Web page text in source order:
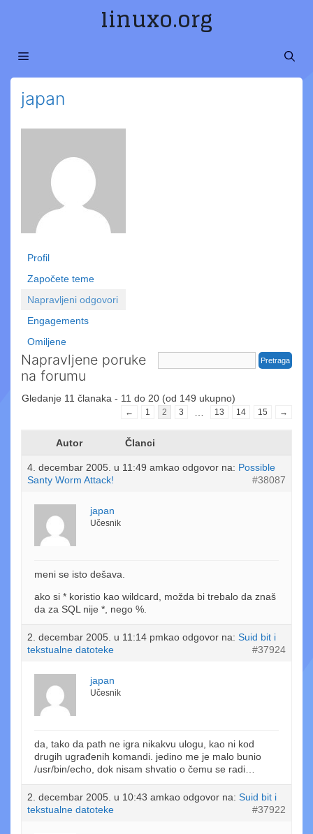
linuxo.org
MENI
japan
Profil
Započete teme
Napravljeni odgovori
Engagements
Omiljene
Napravljene poruke
na forumu
Gledanje 11 članaka - 11 do 20 (od 149 ukupno)
← 1 2 3 13 14 15 →
Autor Članci
4. decembar 2005. u 11:49 amkao odgovor na: Possible
Santy Worm Attack!
#38087
japan
Učesnik
meni se isto dešava.
ako si * koristio kao wildcard, možda bi trebalo da znaš
da za SQL nije *, nego %.
2. decembar 2005. u 11:14 pmkao odgovor na: Suid bit i
tekstualne datoteke
#37924
japan
Učesnik
da, tako da path ne igra nikakvu ulogu, kao ni kod
drugih ugrađenih komandi. jedino me je malo bunio
/usr/bin/echo, dok nisam shvatio o čemu se radi…
2. decembar 2005. u 10:43 amkao odgovor na: Suid bit i
tekstualne datoteke
#37922